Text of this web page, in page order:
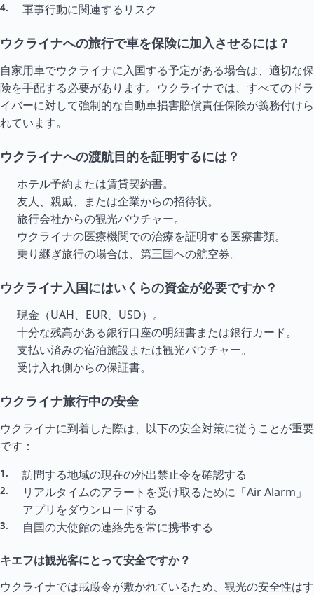
軍事行動に関連するリスク
ウクライナへの旅行で車を保険に加入させるには？
自家用車でウクライナに入国する予定がある場合は、適切な保
険を手配する必要があります。ウクライナでは、すべてのドラ
イバーに対して強制的な自動車損害賠償責任保険が義務付けら
れています。
ウクライナへの渡航目的を証明するには？
ホテル予約または賃貸契約書。
友人、親戚、または企業からの招待状。
旅行会社からの観光バウチャー。
ウクライナの医療機関での治療を証明する医療書類。
乗り継ぎ旅行の場合は、第三国への航空券。
ウクライナ入国にはいくらの資金が必要ですか？
現金（UAH、EUR、USD）。
十分な残高がある銀行口座の明細書または銀行カード。
支払い済みの宿泊施設または観光バウチャー。
受け入れ側からの保証書。
ウクライナ旅行中の安全
ウクライナに到着した際は、以下の安全対策に従うことが重要
です：
訪問する地域の現在の外出禁止令を確認する
リアルタイムのアラートを受け取るために「Air Alarm」
アプリをダウンロードする
自国の大使館の連絡先を常に携帯する
キエフは観光客にとって安全ですか？
ウクライナでは戒厳令が敷かれているため、観光の安全性はす